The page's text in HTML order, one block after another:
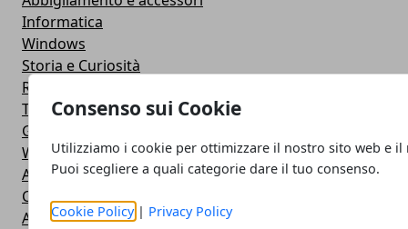
Consenso sui Cookie
Utilizziamo i cookie per ottimizzare il nostro sito web e il
Puoi scegliere a quali categorie dare il tuo consenso.
Cookie Policy| Privacy Policy
Informatica
Windows
Storia e Curiosità
Recensioni
Tecnologia
Guide
Web
Altro
Comunicazione
Animali